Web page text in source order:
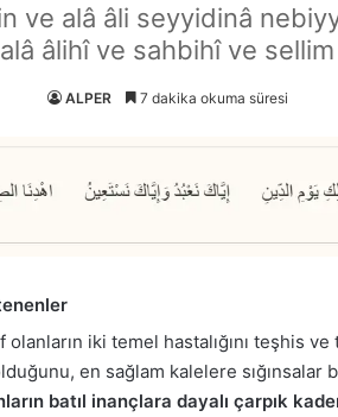
ve alâ âli seyyidinâ
alâ âlihî ve sahbihî ve sellim
ALPER 7 dakika okuma süresi
iki temel hastalığını teşhis
en sağlam kalelere sığınsalar
batıl inançlara dayalı çarpık